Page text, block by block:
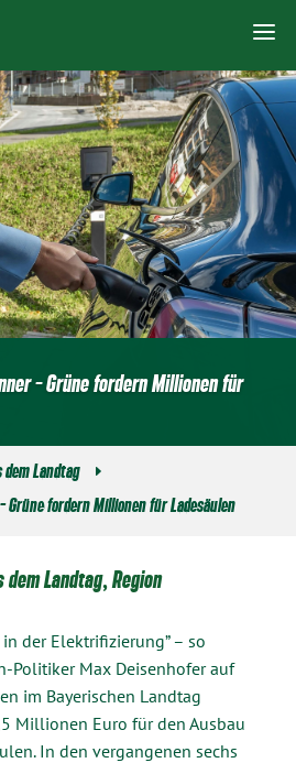
– Grüne fordern Millionen für
dem Landtag E
Grüne fordern Millionen für Ladesäulen
dem Landtag,Region
der Elektrifizierung” – so
Politiker Max Deisenhofer auf
im Bayerischen Landtag
Millionen Euro für den Ausbau
In den vergangenen sechs